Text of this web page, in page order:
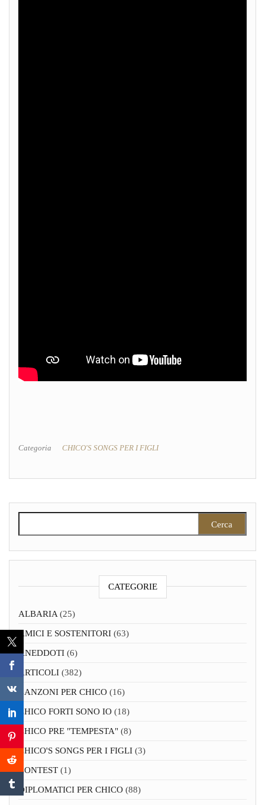
Categoria CHICO'S SONGS PER I FIGLI
CATEGORIE
ALBARIA (25)
AMICI E SOSTENITORI (63)
ANEDDOTI (6)
ARTICOLI (382)
CANZONI PER CHICO (16)
CHICO FORTI SONO IO (18)
CHICO PRE "TEMPESTA" (8)
CHICO'S SONGS PER I FIGLI (3)
CONTEST (1)
DIPLOMATICI PER CHICO (88)